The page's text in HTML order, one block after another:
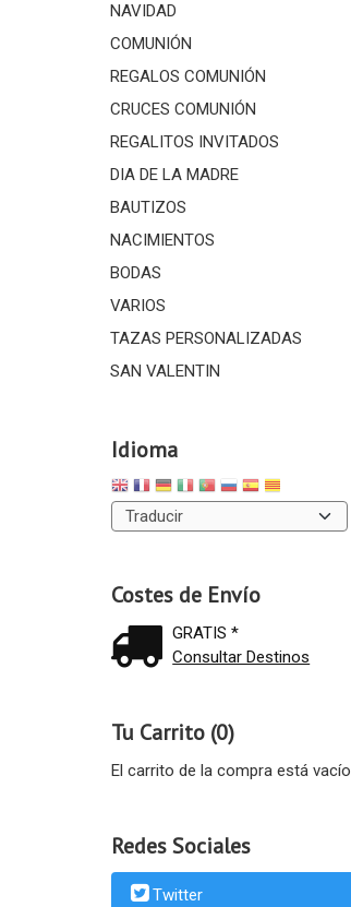
NAVIDAD
COMUNIÓN
REGALOS COMUNIÓN
CRUCES COMUNIÓN
REGALITOS INVITADOS
DIA DE LA MADRE
BAUTIZOS
NACIMIENTOS
BODAS
VARIOS
TAZAS PERSONALIZADAS
SAN VALENTIN
Idioma
Costes de Envío
GRATIS *
Consultar Destinos
Tu Carrito (0)
El carrito de la compra está vacío
Redes Sociales
Twitter